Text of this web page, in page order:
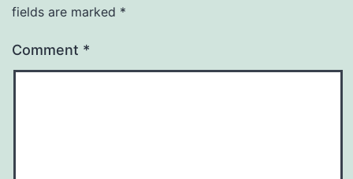
fields are marked *
Comment *